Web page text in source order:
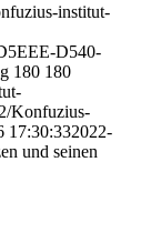
institut-
D540-
180 180
Konfuzius-
17:30:332022-
und seinen